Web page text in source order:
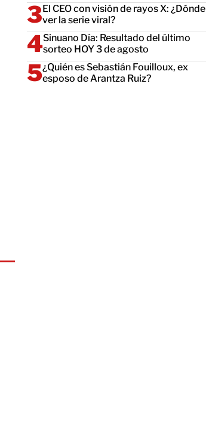
El CEO con visión de rayos X: ¿Dónde
ver la serie viral?
Sinuano Día: Resultado del último
sorteo HOY 3 de agosto
¿Quién es Sebastián Fouilloux, ex
esposo de Arantza Ruiz?